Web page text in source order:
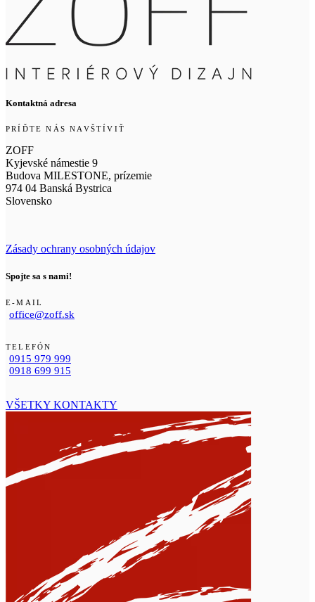
Kontaktná adresa
PRÍĎTE NÁS NAVŠTÍVIŤ
ZOFF
Kyjevské námestie 9
Budova MILESTONE, prízemie
974 04 Banská Bystrica
Slovensko
Zásady ochrany osobných údajov
Spojte sa s nami!
E-MAIL
office@zoff.sk
TELEFÓN
0915 979 999
0918 699 915
VŠETKY KONTAKTY